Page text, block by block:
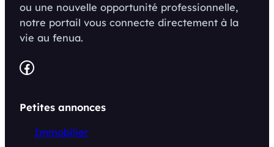
ou une nouvelle opportunité professionnelle,
notre portail vous connecte directement à la
vie au fenua.
Facebook
Petites annonces
Immobilier